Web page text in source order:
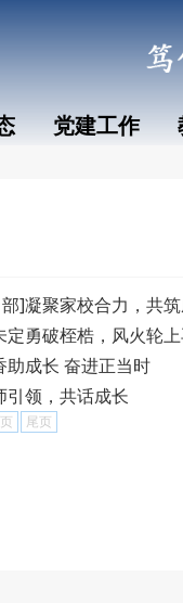
党建工作
]凝聚家校合力，共
勇破桎梏，风火轮
成长 奋进正当时
领，共话成长
尾页